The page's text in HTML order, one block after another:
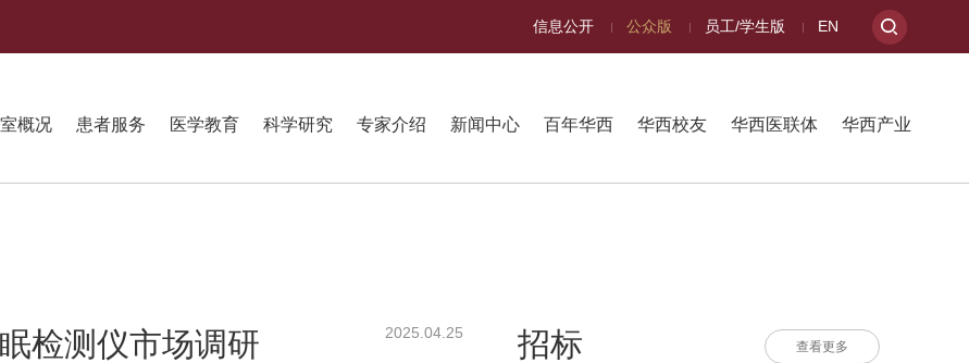
信息公开 公众版 员工/学生版 EN
概况 患者服务 医学教育 科学研究 专家介绍 新闻中心 百年华西 华西校友 华西医联体 华西产业
检测仪市场调研 2025.04.25 招标 查看更多